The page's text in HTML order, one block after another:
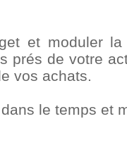
et moduler
prés de votre
vos achats.
le temps et